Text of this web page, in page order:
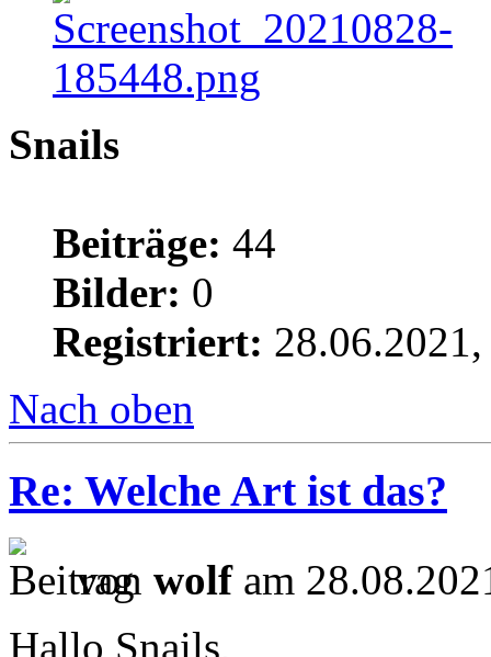
Snails
Beiträge: 44
Bilder: 0
Registriert:
Nach oben
Re: Welche Art ist das?
von wolfam
Hallo Snails,